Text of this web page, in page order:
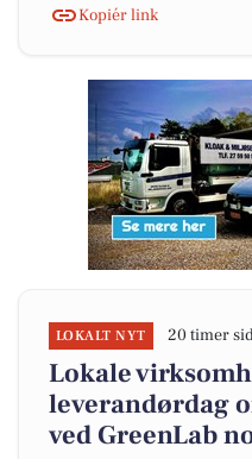
Kopiér link
LOKALT NYT 20 timer
Lokale
leverandørdag
ved GreenLab